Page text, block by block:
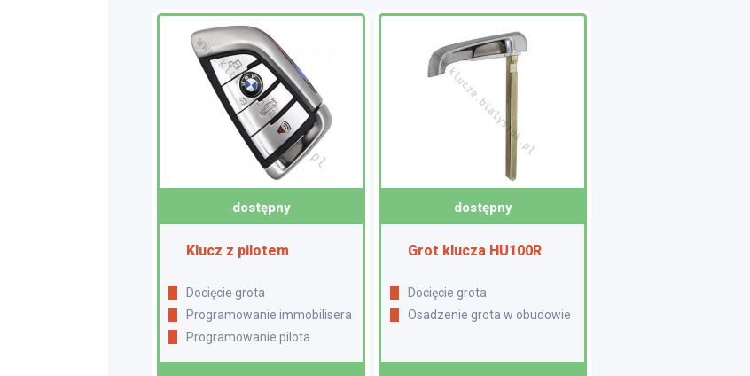
dostępny
Klucz z pilotem
Docięcie grota
Programowanie immobilisera
Programowanie pilota
dostępny
Grot klucza HU100R
Docięcie grota
Osadzenie grota w obudowie